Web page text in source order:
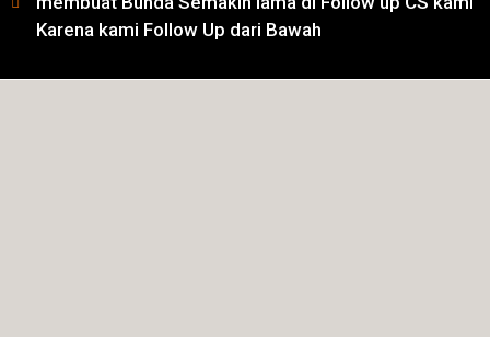
Karena kami Follow Up dari Bawah